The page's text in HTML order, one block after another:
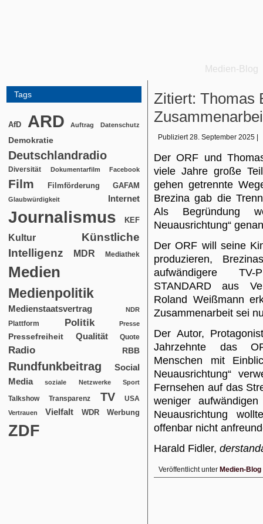
Medien-Blog
Tags
AfD ARD Auftrag Datenschutz
Demokratie
Deutschlandradio
Diversität Dokumentarfilm Facebook
Film Filmförderung GAFAM
Glaubwürdigkeit Internet
Journalismus KEF
Kultur
Künstliche
Intelligenz
MDR Mediathek
Medien
Medienpolitik
Medienstaatsvertrag NDR
Plattform Politik Presse
Pressefreiheit Qualität Quote
Radio RBB
Rundfunkbeitrag
Social
Media
soziale Netzwerke Sport
Talkshow Transparenz TV USA
Vertrauen Vielfalt WDR Werbung
ZDF
Zitiert: Thomas
Publiziert 28. September 2025
Der ORF und
viele Jahre große
gehen getrennte
Brezina gab die
Als Begründung
Neuausrichtung“
Der ORF will seine
produzieren,
aufwändigere TV-
STANDARD aus
Roland Weißmann
Zusammenarbeit sei
Der Autor,
Jahrzehnte das
Menschen mit
Neuausrichtung“
Fernsehen auf das
weniger
Neuausrichtung
offenbar nicht
Harald Fidler,
Veröffentlicht unter Medien-Blog